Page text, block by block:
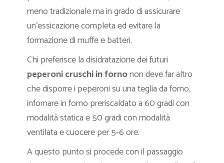
meno tradizionale ma in grado di assicurare
un’essicazione completa ed evitare la
formazione di muffe e batteri.
Chi preferisce la disidratazione dei futuri
peperoni cruschi in fornonon deve far altro
che disporre i peperoni su una teglia da forno,
infornare in forno preriscaldato a 60 gradi con
modalità statica e 50 gradi con modalità
ventilata e cuocere per 5-6 ore.
A questo punto si procede con il passaggio